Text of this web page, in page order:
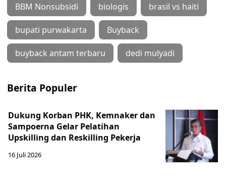
BBM Nonsubsidi biologis brasil vs haiti
bupati purwakarta Buyback
buyback antam terbaru dedi mulyadi
Berita Populer
Dukung Korban PHK, Kemnaker dan
Sampoerna Gelar Pelatihan
Upskilling dan Reskilling Pekerja
16 Juli 2026